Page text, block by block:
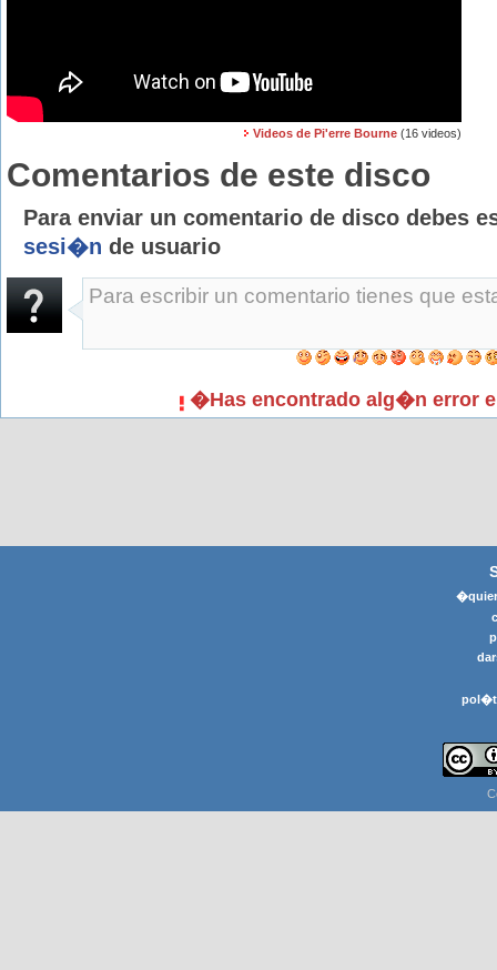
Videos de Pi'erre Bourne (16 videos)
Comentarios de este disco
Para enviar un comentario de disco debes
sesi�n de usuario
�Has encontrado alg�n error